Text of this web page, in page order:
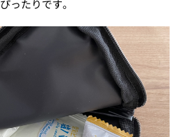
ったりです。